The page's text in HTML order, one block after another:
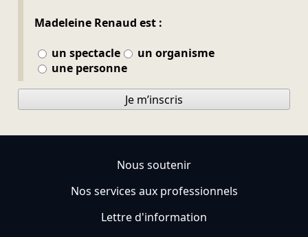
Madeleine Renaud est :
un spectacle
un organisme
une personne
Je m’inscris
Nous soutenir
Nos services aux professionnels
Lettre d'information